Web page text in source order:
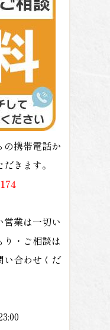
携帯電話か
きます。
業は一切い
・ご相談は
い合わせくだ